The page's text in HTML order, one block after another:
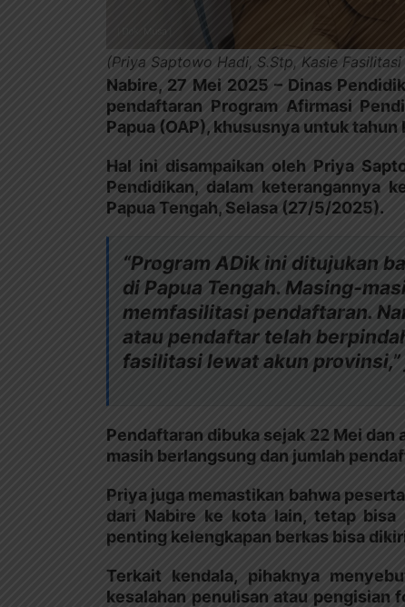
(Priya Saptowo Hadi, S.Stp, Kasie
Nabire, 27 Mei 2025 – Dinas
pendaftaran Program Afirmasi
Papua (OAP), khususnya untuk
Hal ini disampaikan oleh Priya
Pendidikan, dalam keterangannya
Papua Tengah, Selasa (27/5/2025).
“Program ADik ini ditujukan
di Papua Tengah. Masing-
memfasilitasi pendaftaran.
atau pendaftar telah
fasilitasi lewat akun provinsi,”
Pendaftaran dibuka sejak 22 Mei
masih berlangsung dan jumlah
Priya juga memastikan bahwa
dari Nabire ke kota lain, tetap bisa
penting kelengkapan berkas bisa
Terkait kendala, pihaknya
kesalahan penulisan atau pengisian